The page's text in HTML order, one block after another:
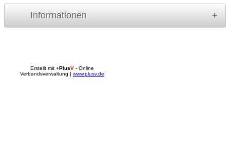
Informationen
Erstellt mit +PlusV - Online
Verbandsverwaltung | www.plusv.de